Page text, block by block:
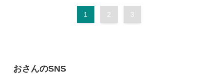
1 2 3
おさんのSNS